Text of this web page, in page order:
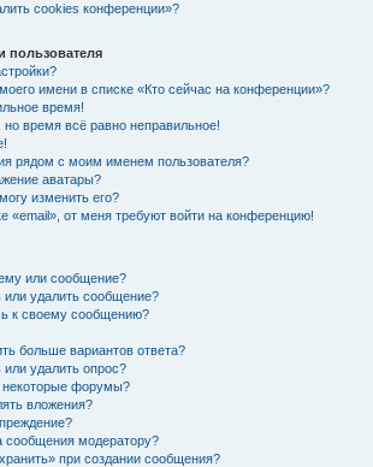
cookies конференции»?
пользователя
имени в списке «Кто сейчас на конференции»?
время!
время всё равно неправильное!
рядом с моим именем пользователя?
аватары?
изменить его?
«email», от меня требуют войти на конференцию!
или сообщение?
или удалить сообщение?
к своему сообщению?
больше вариантов ответа?
или удалить опрос?
форумы?
вложения?
сообщения модератору?
при создании сообщения?